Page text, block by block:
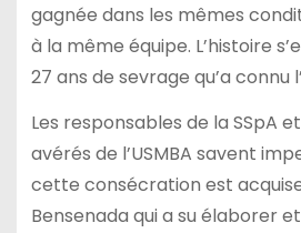
gagnée dans les mêmes
à la même équipe. L’histoire
27 ans de sevrage qu’a connu
Les responsables de la SSpA
avérés de l’USMBA savent
cette consécration est
Bensenada qui a su élaborer